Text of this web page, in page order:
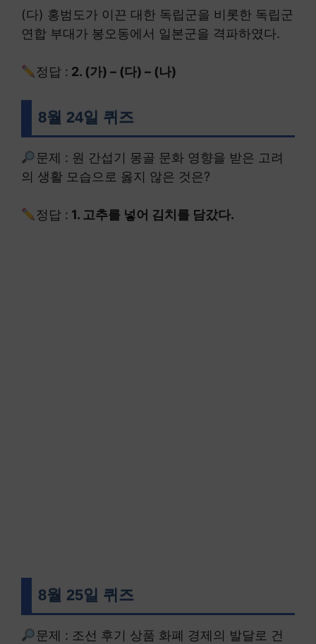
(다) 홍범도가 이끈 대한 독립군을 비롯한 독립군
연합 부대가 봉오동에서 일본군을 격파하였다.
정답 : 2. (가) – (다) – (나)
8월 24일 퀴즈
문제 : 원 간섭기 몽골 문화 영향을 받은 고려
의 생활 모습으로 옳지 않은 것은?
정답 : 1. 고추를 넣어 김치를 담갔다.
8월 25일 퀴즈
문제 : 조선 후기 상품 화폐 경제의 발달로 건